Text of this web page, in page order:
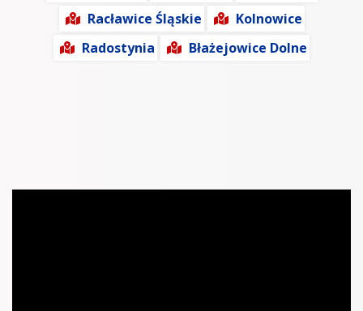
Racławice Śląskie
Kolnowice
Radostynia
Błażejowice Dolne